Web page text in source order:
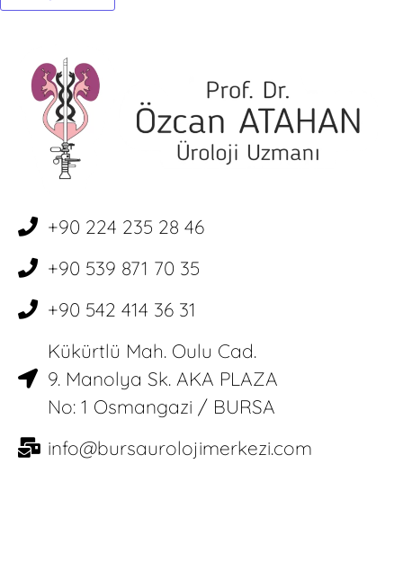
+90 224 235 28 46
+90 539 871 70 35
+90 542 414 36 31
Kükürtlü Mah. Oulu Cad.
9. Manolya Sk. AKA PLAZA
No: 1 Osmangazi / BURSA
info@bursaurolojimerkezi.com